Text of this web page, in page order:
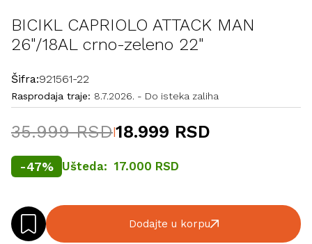
BICIKL CAPRIOLO ATTACK MAN
26"/18AL crno-zeleno 22"
Šifra:921561-22
Rasprodaja traje: 8.7.2026. - Do isteka zaliha
35.999 RSD|18.999 RSD
-47% Ušteda: 17.000 RSD
Dodajte u korpu